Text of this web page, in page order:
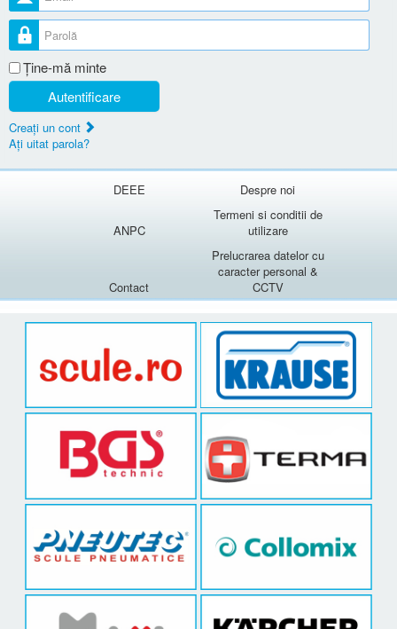
Parolă
Ţine-mă minte
Autentificare
Creaţi un cont
Aţi uitat parola?
DEEE Despre noi
ANPC
Termeni si conditii de
utilizare
Contact
Prelucrarea datelor cu
caracter personal &
CCTV